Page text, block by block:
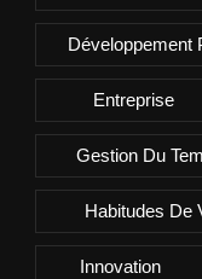
Développement
Entreprise
Gestion Du
Habitudes De
Innovation